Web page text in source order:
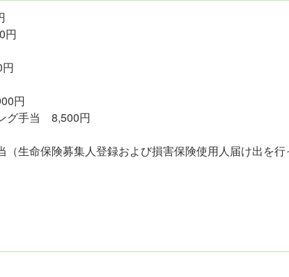
円
円
グ手当 8,500円
（生命保険募集人登録および損害保険使用人届け出を